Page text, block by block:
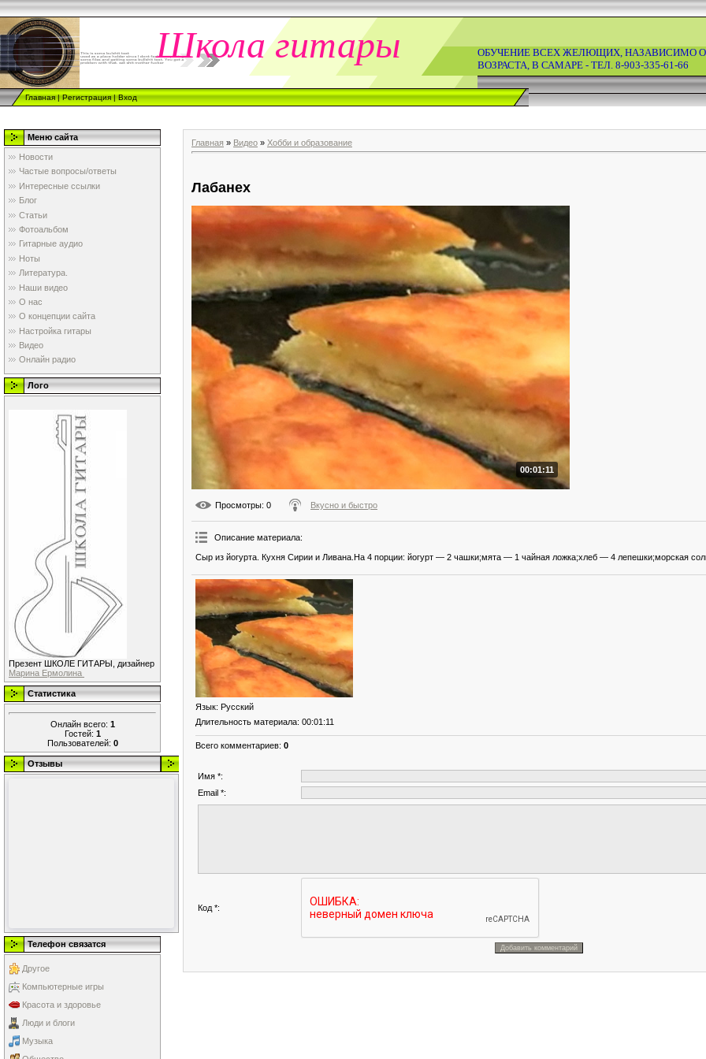
Школа гитары
ОБУЧЕНИЕ ВСЕХ ЖЕЛЮЩИХ, НАЗАВИСИМО
ВОЗРАСТА, В САМАРЕ - ТЕЛ. 8-903-335-61-66
Главная|Регистрация|Вход
Меню сайта
Новости
Частые вопросы/ответы
Интересные ссылки
Блог
Статьи
Фотоальбом
Гитарные аудио
Ноты
Литература.
Наши видео
О нас
О концепции сайта
Настройка гитары
Видео
Онлайн радио
Лого
Презент ШКОЛЕ ГИТАРЫ, дизайнер
Марина Ермолина
Статистика
Онлайн всего: 1
Гостей: 1
Пользователей: 0
Отзывы
Телефон связатся
Другое
Компьютерные игры
Красота и здоровье
Люди и блоги
Музыка
Главная » Видео » Хобби и образование
Лабанех
00:01:11
Просмотры: 0 Вкусно и быстро
Описание материала:
Сыр из йогурта. Кухня Сирии и Ливана.На 4 порции: йогурт — 2 чашки;мята — 1 чайная ложка;хлеб — 4 лепешки;морская
Язык: Русский
Длительность материала: 00:01:11
Всего комментариев: 0
Имя *:
Email *:
Код *: